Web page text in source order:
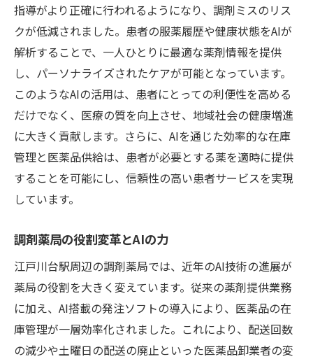
指導がより正確に行われるようになり、調剤ミスのリス
クが低減されました。患者の服薬履歴や健康状態をAIが
解析することで、一人ひとりに最適な薬剤情報を提供
し、パーソナライズされたケアが可能となっています。
このようなAIの活用は、患者にとっての利便性を高める
だけでなく、医療の質を向上させ、地域社会の健康増進
に大きく貢献します。さらに、AIを通じた効率的な在庫
管理と医薬品供給は、患者が必要とする薬を適時に提供
することを可能にし、信頼性の高い患者サービスを実現
しています。
調剤薬局の役割変革とAIの力
江戸川台駅周辺の調剤薬局では、近年のAI技術の進展が
薬局の役割を大きく変えています。従来の薬剤提供業務
に加え、AI搭載の発注ソフトの導入により、医薬品の在
庫管理が一層効率化されました。これにより、配送回数
の減少や土曜日の配送の廃止といった医薬品卸業者の変